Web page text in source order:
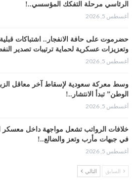
الرئاسي مرحلة التفكك المؤسسي..!
أغسطس 5, 2026
حضرموت على حافة الانفجار.. اشتباكات
وتعزيزات عسكرية لحماية ترتيبات تصدير
أغسطس 5, 2026
وسط معركة سعودية لإسقاط آخر معاقل
الوطن” تبدأ الانتشار..!
أغسطس 5, 2026
خلافات الرواتب تشعل مواجهة داخل معسكر
في جبهات مأرب وتعز والضالع..!
أغسطس 5, 2026
السعودية تُصعّد الحصار على اليمنيين..
السابق التالي